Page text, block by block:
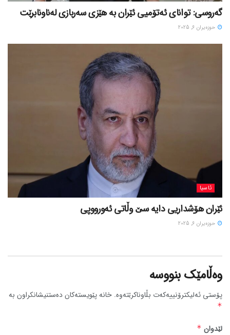
گەروسی: توانای ئەتۆمیی ئێران بە هێزی سەربازی لەناونابرێت
حوزه‌یران 6, 2025
ئاسیا
ئێران هۆشداریی دایە سێ وڵاتی ئەورووپی
حوزه‌یران 6, 2025
وەڵامێک بنووسە
پۆستی ئەلیکترۆنییەکەت بڵاوناکرێتەوە. خانە پێویستەکان دەستنیشانکراون بە
*
لێدوان *